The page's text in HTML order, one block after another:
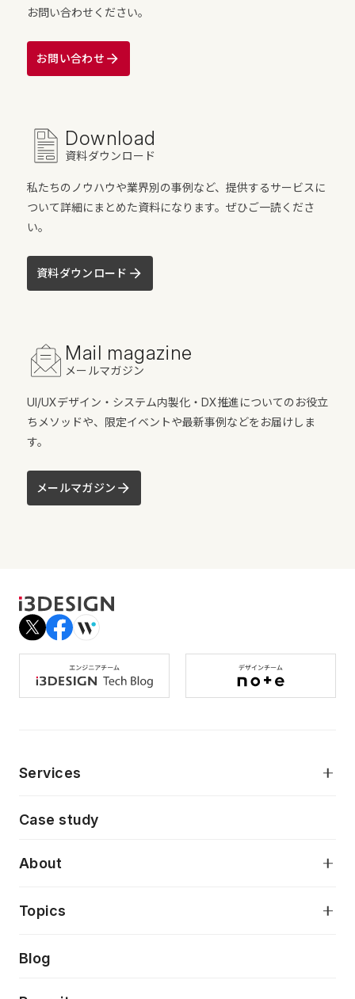
お問い合わせください。
お問い合わせ
Download
資料ダウンロード
私たちのノウハウや業界別の事例など、提供するサービスに
ついて詳細にまとめた資料になります。ぜひご一読くださ
い。
資料ダウンロード
Mail magazine
メールマガジン
UI/UXデザイン・システム内製化・DX推進についてのお役立
ちメソッドや、限定イベントや最新事例などをお届けしま
す。
メールマガジン
Services
AI駆動開発支援
モダナイゼーション
デジタルプロダクトデザイン
デザインシステム構築支援
Case study
About
当社が目指しているもの
Topics
Press release
Blog